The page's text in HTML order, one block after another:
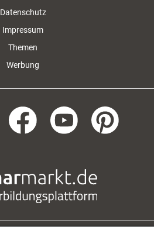
Datenschutz
Impressum
Themen
Werbung